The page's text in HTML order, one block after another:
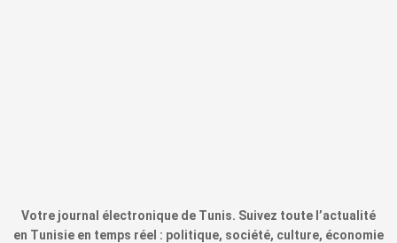
Votre journal électronique de Tunis. Suivez toute l’actualité
en Tunisie en temps réel : politique, société, culture, économie